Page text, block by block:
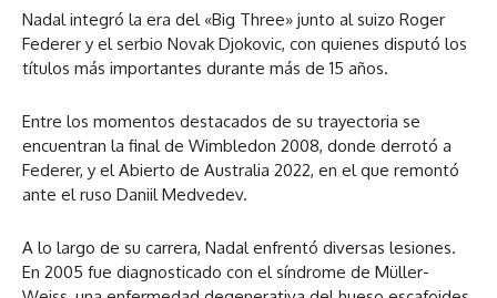
Nadal integró la era del «Big Three» junto al suizo Roger
Federer y el serbio Novak Djokovic, con quienes disputó los
títulos más importantes durante más de 15 años.
Entre los momentos destacados de su trayectoria se
encuentran la final de Wimbledon 2008, donde derrotó a
Federer, y el Abierto de Australia 2022, en el que remontó
ante el ruso Daniil Medvedev.
A lo largo de su carrera, Nadal enfrentó diversas lesiones.
En 2005 fue diagnosticado con el síndrome de Müller-